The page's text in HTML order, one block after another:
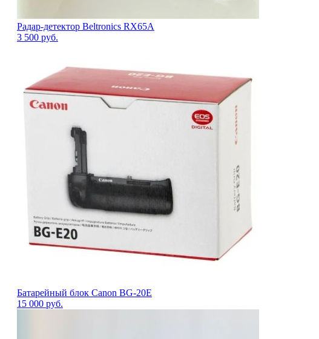
Радар-детектор Beltronics RX65А
3 500 руб.
Батарейный блок Canon BG-20E
15 000 руб.